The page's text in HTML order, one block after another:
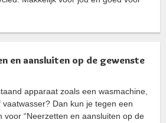
en aansluiten op de gewenste
apparaat zoals een wasmachine,
Dan kun je tegen een
voor “Neerzetten en aansluiten op de